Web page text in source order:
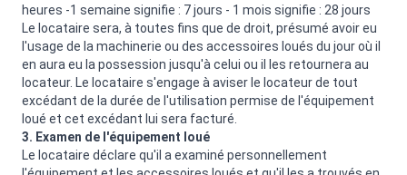
heures -1 semaine signifie : 7 jours - 1 mois signifie : 28 jours
Le locataire sera, à toutes fins que de droit, présumé avoir eu
l'usage de la machinerie ou des accessoires loués du jour où il
en aura eu la possession jusqu'à celui ou il les retournera au
locateur. Le locataire s'engage à aviser le locateur de tout
excédant de la durée de l'utilisation permise de l'équipement
loué et cet excédant lui sera facturé.
3. Examen de l'équipement loué
Le locataire déclare qu'il a examiné personnellement